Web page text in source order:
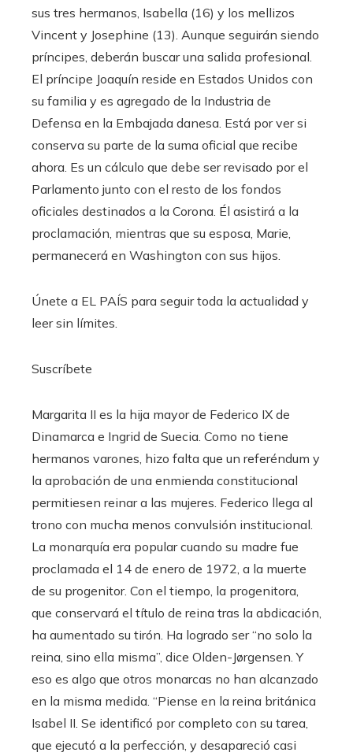
sus tres hermanos, Isabella (16) y los mellizos
Vincent y Josephine (13). Aunque seguirán siendo
príncipes, deberán buscar una salida profesional.
El príncipe Joaquín reside en Estados Unidos con
su familia y es agregado de la Industria de
Defensa en la Embajada danesa. Está por ver si
conserva su parte de la suma oficial que recibe
ahora. Es un cálculo que debe ser revisado por el
Parlamento junto con el resto de los fondos
oficiales destinados a la Corona. Él asistirá a la
proclamación, mientras que su esposa, Marie,
permanecerá en Washington con sus hijos.
Únete a EL PAÍS para seguir toda la actualidad y
leer sin límites.
Suscríbete
Margarita II es la hija mayor de Federico IX de
Dinamarca e Ingrid de Suecia. Como no tiene
hermanos varones, hizo falta que un referéndum y
la aprobación de una enmienda constitucional
permitiesen reinar a las mujeres. Federico llega al
trono con mucha menos convulsión institucional.
La monarquía era popular cuando su madre fue
proclamada el 14 de enero de 1972, a la muerte
de su progenitor. Con el tiempo, la progenitora,
que conservará el título de reina tras la abdicación,
ha aumentado su tirón. Ha logrado ser “no solo la
reina, sino ella misma”, dice Olden-Jørgensen. Y
eso es algo que otros monarcas no han alcanzado
en la misma medida. “Piense en la reina británica
Isabel II. Se identificó por completo con su tarea,
que ejecutó a la perfección, y desapareció casi